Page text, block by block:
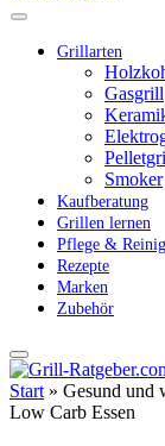
Grillarten
Gasgrill
Smoker
Kaufberatung
Grillen lernen
Pflege &
Rezepte
Marken
Zubehör
Start » Gesund und
Low Carb Essen